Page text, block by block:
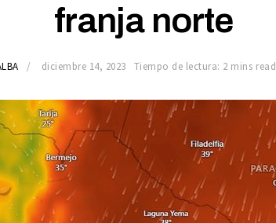
franja norte
diciembre 14, 2023 Tiempo de lectura: 2 mins read